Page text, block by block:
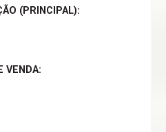
(PRINCIPAL):
VENDA: